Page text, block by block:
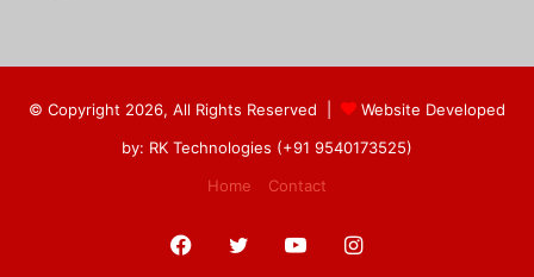
© Copyright 2026, All Rights Reserved |
Website Developed
by: RK Technologies (+91 9540173525)
Home
Contact
Facebook
Twitter YouTubeInstagram